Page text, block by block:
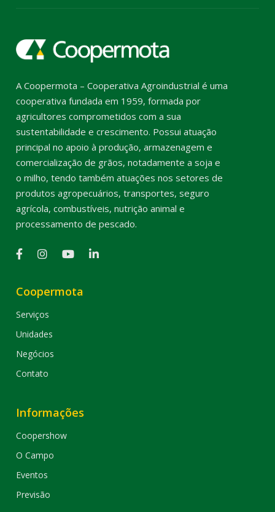
A Coopermota – Cooperativa Agroindustrial é uma
cooperativa fundada em 1959, formada por
agricultores comprometidos com a sua
sustentabilidade e crescimento. Possui atuação
principal no apoio à produção, armazenagem e
comercialização de grãos, notadamente a soja e
o milho, tendo também atuações nos setores de
produtos agropecuários, transportes, seguro
agrícola, combustíveis, nutrição animal e
processamento de pescado.
Coopermota
Serviços
Unidades
Negócios
Contato
Informações
Coopershow
O Campo
Eventos
Previsão